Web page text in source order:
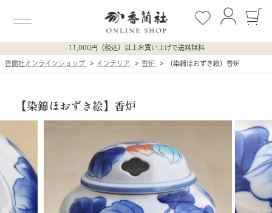
11,000円（税込）以上お買い上げで送料無料
香蘭社オンラインショップ インテリア 香炉 （染錦ほおずき絵）香炉
【染錦ほおずき絵】香炉